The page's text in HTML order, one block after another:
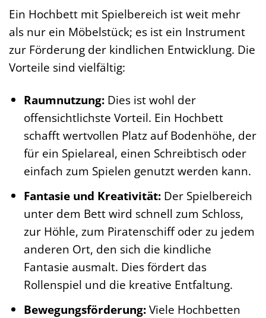
Ein Hochbett mit Spielbereich ist weit mehr
als nur ein Möbelstück; es ist ein Instrument
zur Förderung der kindlichen Entwicklung. Die
Vorteile sind vielfältig:
Raumnutzung: Dies ist wohl der
offensichtlichste Vorteil. Ein Hochbett
schafft wertvollen Platz auf Bodenhöhe, der
für ein Spielareal, einen Schreibtisch oder
einfach zum Spielen genutzt werden kann.
Fantasie und Kreativität: Der Spielbereich
unter dem Bett wird schnell zum Schloss,
zur Höhle, zum Piratenschiff oder zu jedem
anderen Ort, den sich die kindliche
Fantasie ausmalt. Dies fördert das
Rollenspiel und die kreative Entfaltung.
Bewegungsförderung:Viele Hochbetten